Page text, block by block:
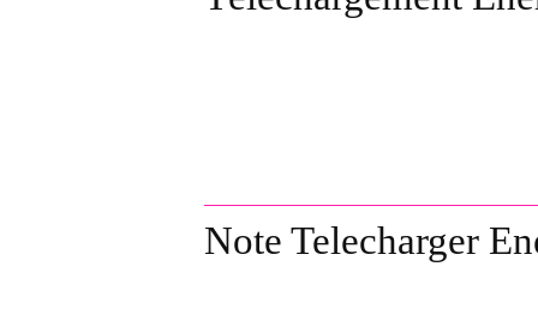
Note Telecharger